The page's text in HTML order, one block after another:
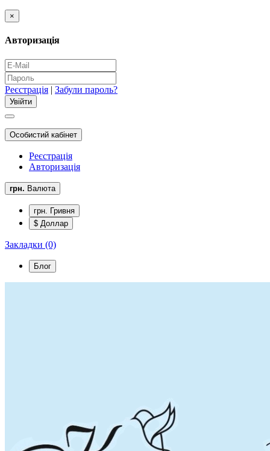
×
Авторизація
Реєстрація | Забули пароль?
Особистий кабінет
Реєстрація
Авторизація
грн. Валюта
грн. Гривня
$ Доллар
Закладки (0)
Блог